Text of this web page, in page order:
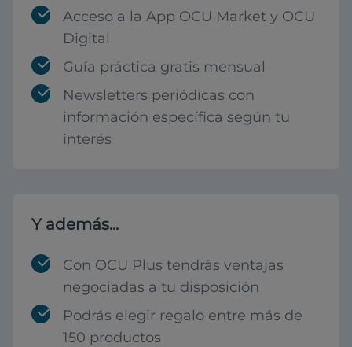
Acceso a la App OCU Market y OCU
Digital
Guía práctica gratis mensual
Newsletters periódicas con
información específica según tu
interés
Y además...
Con OCU Plus tendrás ventajas
negociadas a tu disposición
Podrás elegir regalo entre más de
150 productos